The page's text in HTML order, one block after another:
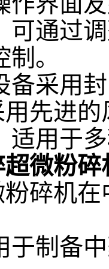
可通过
。
备采用
先进
适用于
微粉
碎机
于制备